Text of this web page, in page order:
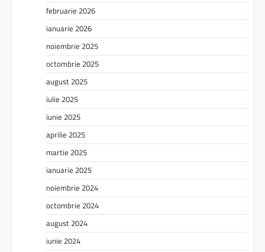
februarie 2026
ianuarie 2026
noiembrie 2025
octombrie 2025
august 2025
iulie 2025
iunie 2025
aprilie 2025
martie 2025
ianuarie 2025
noiembrie 2024
octombrie 2024
august 2024
iunie 2024